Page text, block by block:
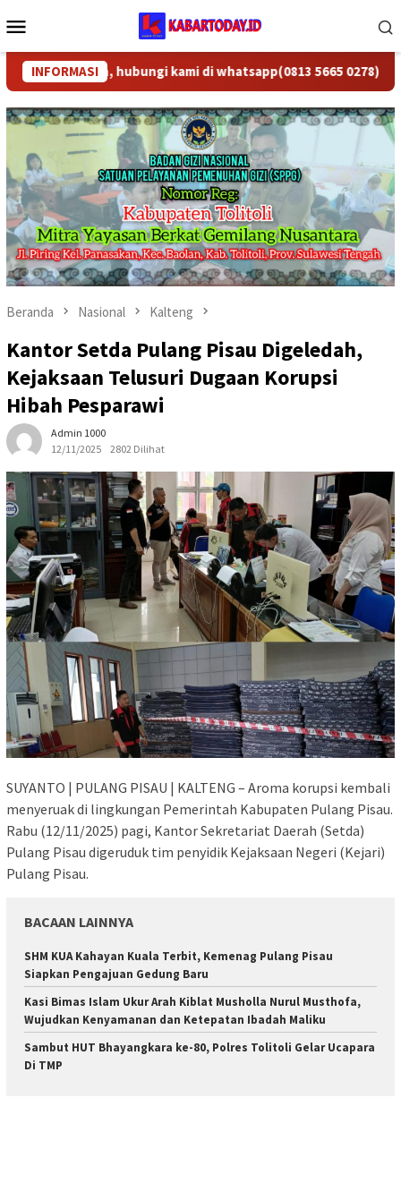
ke
Mobile
INFORMASI
dan Iklan, hubungi kami di whatsapp(0813 5665 0278).
Beranda Nasional Kalteng
Kantor Setda Pulang Pisau Digeledah,
Kejaksaan Telusuri Dugaan Korupsi
Hibah Pesparawi
Admin 1000
12/11/2025
2802 Dilihat
SUYANTO | PULANG PISAU | KALTENG – Aroma korupsi kembali
menyeruak di lingkungan Pemerintah Kabupaten Pulang Pisau.
Rabu (12/11/2025) pagi, Kantor Sekretariat Daerah (Setda)
Pulang Pisau digeruduk tim penyidik Kejaksaan Negeri (Kejari)
Pulang Pisau.
BACAAN LAINNYA
SHM KUA Kahayan Kuala Terbit, Kemenag Pulang Pisau
Siapkan Pengajuan Gedung Baru
Kasi Bimas Islam Ukur Arah Kiblat Musholla Nurul Musthofa,
Wujudkan Kenyamanan dan Ketepatan Ibadah Maliku
Sambut HUT Bhayangkara ke-80, Polres Tolitoli Gelar Ucapara
Di TMP